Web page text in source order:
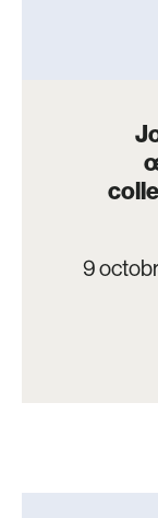
9